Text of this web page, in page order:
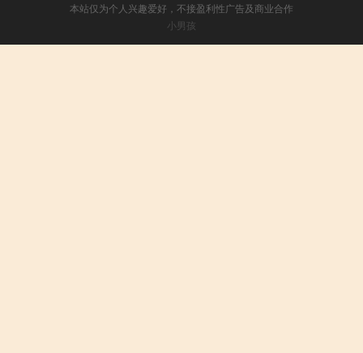
本站仅为个人兴趣爱好，不接盈利性广告及商业合作
小男孩